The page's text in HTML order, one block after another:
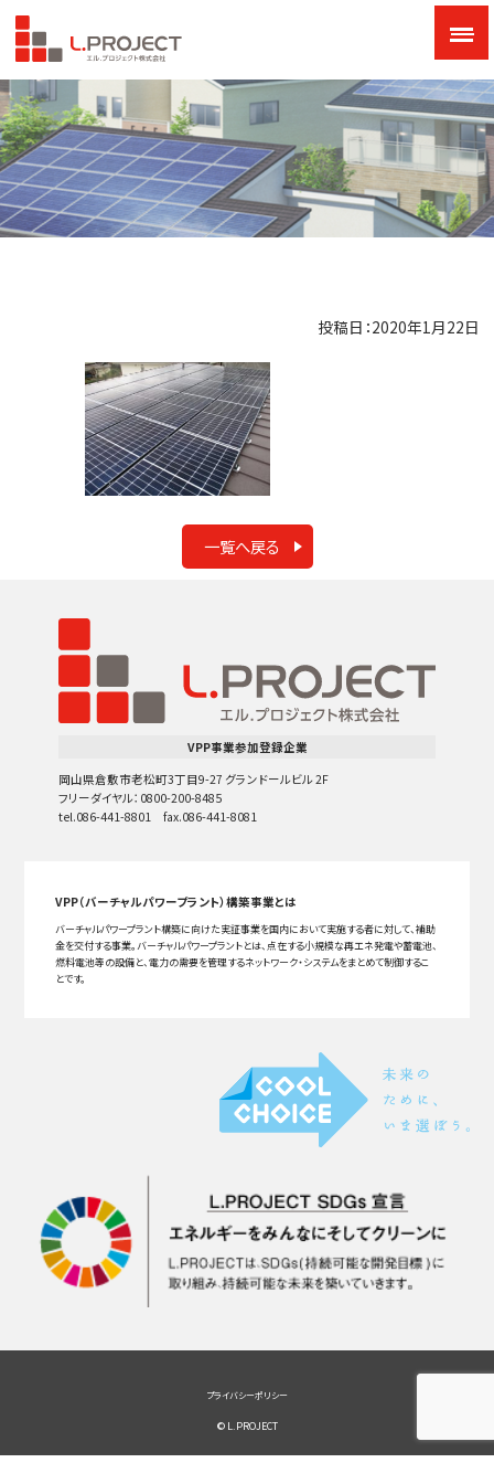
投稿日：2020年1月22日
一覧へ戻る
VPP事業参加登録企業
岡山県倉敷市老松町3丁目9-27 グランドールビル 2F
フリーダイヤル：0800-200-8485
tel.086-441-8801 fax.086-441-8081
VPP（バーチャルパワープラント）構築事業とは
バーチャルパワープラント構築に向けた実証事業を国内において実施する者に対して、補助
金を交付する事業。バーチャルパワープラントとは、点在する小規模な再エネ発電や蓄電池、
燃料電池等の設備と、電力の需要を管理するネットワーク・システムをまとめて制御するこ
とです。
プライバシーポリシー
© L.PROJECT